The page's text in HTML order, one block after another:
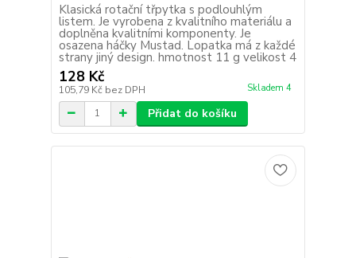
Klasická rotační třpytka s podlouhlým
listem. Je vyrobena z kvalitního materiálu a
doplněna kvalitními komponenty. Je
osazena háčky Mustad. Lopatka má z každé
strany jiný design. hmotnost 11 g velikost 4
128 Kč
105,79 Kč bez DPH Skladem 4
Přidat do košíku